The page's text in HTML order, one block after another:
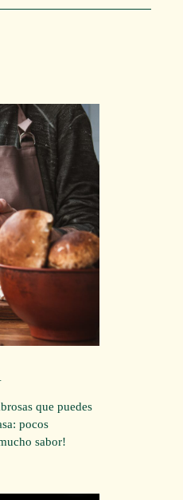
que puedes
pocos
sabor!